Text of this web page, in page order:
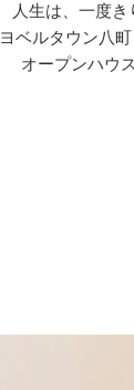
人生は、一度き
ヨベルタウン八
オープンハウス